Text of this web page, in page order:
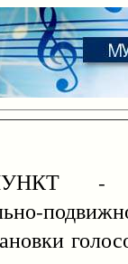
-